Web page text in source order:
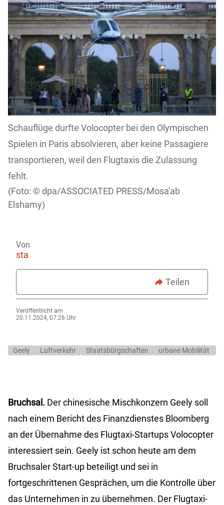
Schauflüge durfte Volocopter bei den Olympischen
Spielen in Paris absolvieren, aber keine Passagiere
transportieren, weil den Flugtaxis die Zulassung
fehlt.
dpa/ASSOCIATED PRESS/Mosa'ab
Elshamy)
Von
sta
Teilen
Veröffentlicht am
20.11.2024, 07:26 Uhr
Geely Luftverkehr Staatsbürgschaften urbane Mobilität
Bruchsal. Der chinesische Mischkonzern Geely soll
nach einem Bericht des Finanzdienstes Bloomberg
an der Übernahme des Flugtaxi-Startups Volocopter
interessiert sein. Geely ist schon heute am dem
Bruchsaler Start-up beteiligt und sei in
fortgeschrittenen Gesprächen, um die Kontrolle über
das Unternehmen in zu übernehmen. Der Flugtaxi-